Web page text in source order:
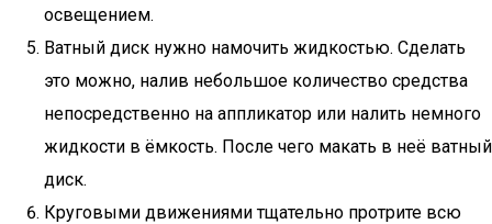
освещением.
Ватный диск нужно намочить жидкостью. Сделать
это можно, налив небольшое количество средства
непосредственно на аппликатор или налить немного
жидкости в ёмкость. После чего макать в неё ватный
диск.
Круговыми движениями тщательно протрите всю